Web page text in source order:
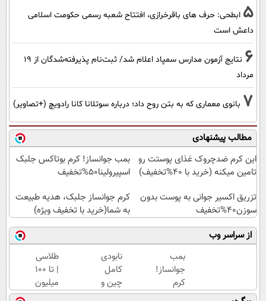
5 ابطحی: حرف های باقرخرازی، افتتاح شعبه رسمی حکومت اسلامی
داعش است
6
نتایج آزمون مدارس سمپاد اعلام شد/ ثبت‌نام پذیرفته‌شدگان از ۱۹
مرداد
7 بانوی معماری که به بتن روح داد؛ درباره سوتلانا کانا رادویچ (+تصاویر)
مطالب پیشنهادی
این کرم ضدچروک غذای پوستت رو
تامین میکنه (خرید با 40%تخفیف)
بمب جوانساز! کرم بوتاکس جلبک
اسپیرولینا50%تخفیف
تزریق اکسیر جوانی به پوست بدون
سوزن40%تخفیف
کرم جوانساز جلبک، هدیه طبیعت
به شما(خرید با تخفیف ویژه)
از سراسر وب
بمب
جوانساز!
کرم
بوتاکس
نابودی
کامل
چین و
چروک
طلاسی
| تا 100
میلیون
وام